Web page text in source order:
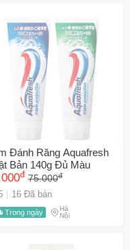
Đánh Răng Aquafresh
Bản 140g Đủ Màu
đ 75.000đ
16 Đã bán
Trong ngày
Hà
Nội